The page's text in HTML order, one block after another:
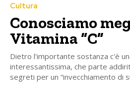
Cultura
Conosciamo
Vitamina “C”
Dietro l'importante sostanza c'è
interessantissima, che parte
segreti per un “invecchiamento di